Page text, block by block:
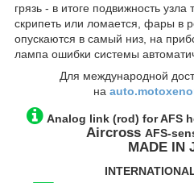
грязь - в итоге подвижность узла
скрипеть или ломается, фары в
опускаются в самый низ, на
лампа ошибки системы
Для международной
на
Analog link (rod) for AFS
Aircross AFS-
MADE IN